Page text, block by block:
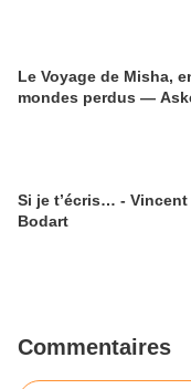
Le Voyage de Misha,
mondes perdus —
Si je t’écris… -
Bodart
Commentaires